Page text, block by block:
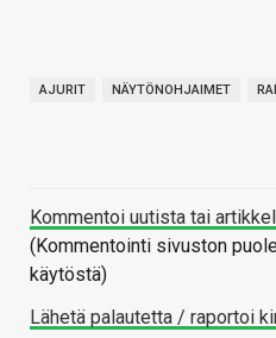
AJURIT NÄYTÖNOHJAIMET
Kommentoi uutista tai
(Kommentointi sivuston
käytöstä)
Lähetä palautetta / raportoi